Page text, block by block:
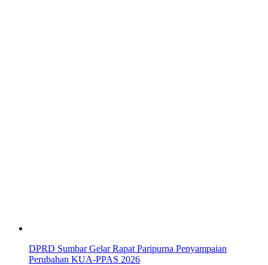
DPRD Sumbar Gelar Rapat Paripurna Penyampaian
Perubahan KUA-PPAS 2026